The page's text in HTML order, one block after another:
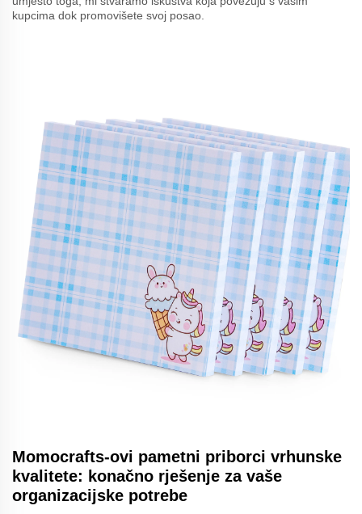
kupcima dok promovišete svoj posao.
Momocrafts-ovi pametni priborci vrhunske
kvalitete: konačno rješenje za vaše
organizacijske potrebe